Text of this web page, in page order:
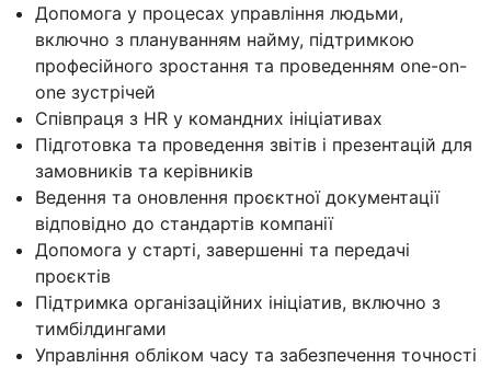
Допомога у процесах управління людьми,
включно з плануванням найму, підтримкою
професійного зростання та проведенням one-on-
one зустрічей
Співпраця з HR у командних ініціативах
Підготовка та проведення звітів і презентацій для
замовників та керівників
Ведення та оновлення проєктної документації
відповідно до стандартів компанії
Допомога у старті, завершенні та передачі
проєктів
Підтримка організаційних ініціатив, включно з
тимбілдингами
Управління обліком часу та забезпечення точності